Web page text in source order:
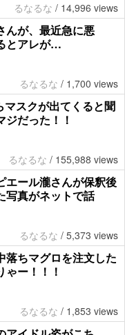
るなるな / 14,996 views
んが、最近急に悪
とアレが…
るなるな / 1,700 views
スクが出てくると聞
だった！！
るなるな / 155,988 views
エール瀧さんが保釈後
写真がネットで話
るなるな / 5,373 views
落ちマグロを注文した
ー！！！
るなるな / 1,853 views